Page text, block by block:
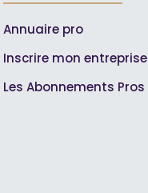
Annuaire pro
Inscrire mon entreprise
Les Abonnements Pros